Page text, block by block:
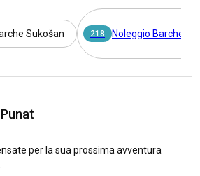
Sukošan 218 Noleggio Barche
per la sua prossima avventura